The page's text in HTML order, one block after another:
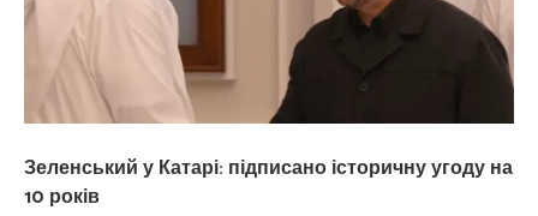
Зеленський у Катарі: підписано історичну угоду на
10 років